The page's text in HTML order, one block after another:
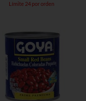
Límite 24 por orden